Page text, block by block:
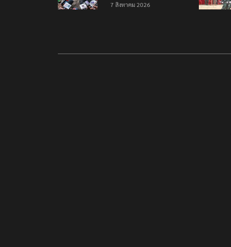
เหตุรุนแรงก่อนลงมือ
7 สิงหาคม 2026